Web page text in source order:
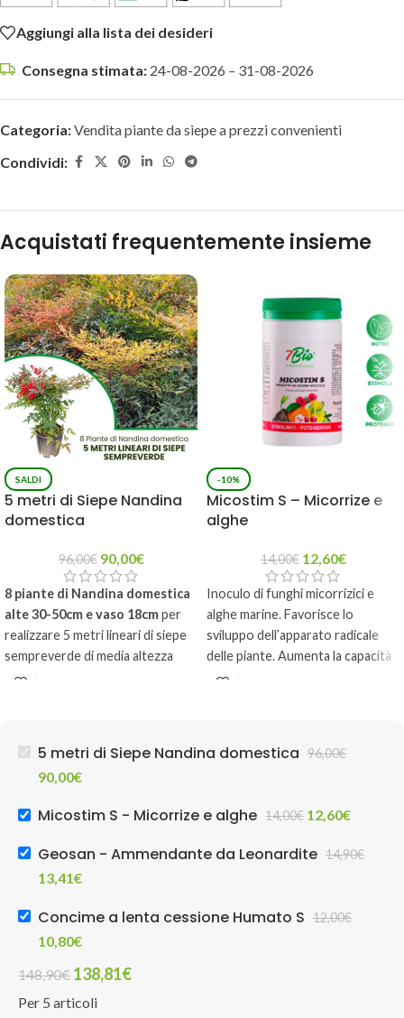
Aggiungi alla lista dei desideri
Consegna stimata: 24-08-2026 – 31-08-2026
Categoria:Vendita piante da siepe a prezzi convenienti
Condividi:
Acquistati frequentemente insieme
SALDI
5 metri di Siepe Nandina
domestica
96,00€ 90,00€
8 piante di Nandina domestica
alte 30-50cm e vaso 18cmper
realizzare 5 metri lineari di siepe
sempreverde di media altezza
(max 2m) e bassa manutenzione.
-10%
Micostim S – Micorrize e
alghe
14,00€ 12,60€
Inoculo di funghi micorrizici e
alghe marine. Favorisce lo
sviluppo dell’apparato radicale
delle piante. Aumenta la capacità
di assorbimento dei nutrienti e
Garantisce maggiori produzioni di
5 metri di Siepe Nandina domestica 96,00€
90,00€
Micostim S - Micorrize e alghe 14,00€ 12,60€
Geosan - Ammendante da Leonardite 14,90€
13,41€
Concime a lenta cessione Humato S 12,00€
10,80€
148,90€ 138,81€
Per 5 articoli